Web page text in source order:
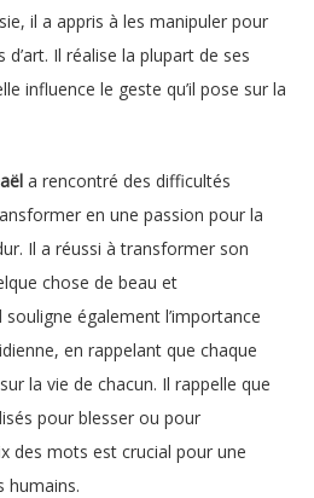
il a appris à les manipuler pour
Il réalise la plupart de ses
influence le geste qu’il pose sur la
a rencontré des difficultés
en une passion pour la
Il a réussi à transformer son
chose de beau et
également l’importance
en rappelant que chaque
la vie de chacun. Il rappelle que
pour blesser ou pour
des mots est crucial pour une
humains.